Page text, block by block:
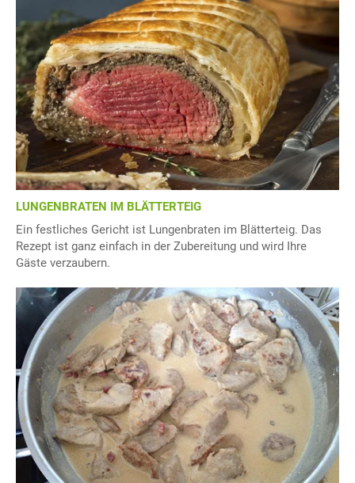
LUNGENBRATEN IM BLÄTTERTEIG
Ein festliches Gericht ist Lungenbraten im Blätterteig. Das
Rezept ist ganz einfach in der Zubereitung und wird Ihre
Gäste verzaubern.